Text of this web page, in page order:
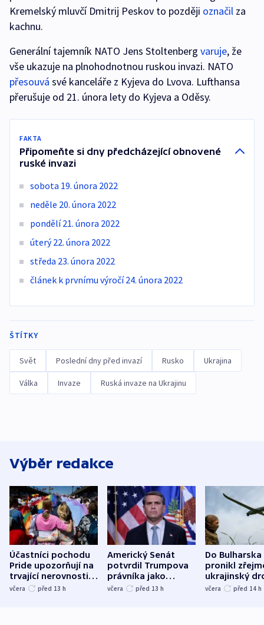
Kremelský mluvčí Dmitrij Peskov to později označil za
kachnu.
Generální tajemník NATO Jens Stoltenberg varuje, že
vše ukazuje na plnohodnotnou ruskou invazi. NATO
přesouvá své kanceláře z Kyjeva do Lvova. Lufthansa
přerušuje od 21. února lety do Kyjeva a Oděsy.
FAKTA
Připomeňte si dny předcházející obnovené
ruské invazi
sobota 19. února 2022
neděle 20. února 2022
pondělí 21. února 2022
úterý 22. února 2022
středa 23. února 2022
článek k prvnímu výročí 24. února 2022
ŠTÍTKY
Svět Poslední dny před invazí Rusko Ukrajina
Válka Invaze Ruská invaze na Ukrajinu
Výběr redakce
Účastníci pochodu
Pride upozorňují na
trvající nerovnosti i
společenskou
včera před 13 h
Americký Senát
potvrdil Trumpova
právníka jako
ministra
včera před 13 h
Do Bulharska
pronikl
ukrajinský
explodoval
včera před 14 h